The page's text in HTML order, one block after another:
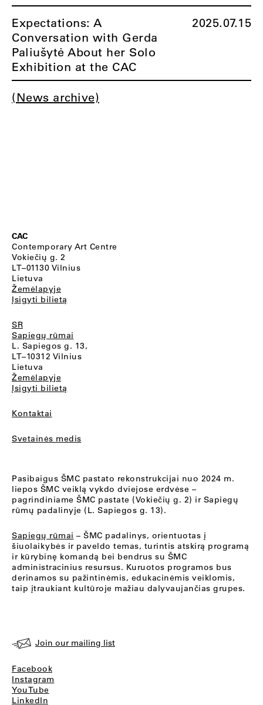
Expectations: A
Conversation with Gerda
Paliušytė About her Solo
Exhibition at the CAC
2025.07.15
(News archive)
CAC
Contemporary Art Centre
Vokiečių g. 2
LT–01130 Vilnius
Lietuva
Žemėlapyje
Įsigyti bilietą
SR
Sapiegų rūmai
L. Sapiegos g. 13,
LT–10312 Vilnius
Lietuva
Žemėlapyje
Įsigyti bilietą
Kontaktai
Svetainės medis
Pasibaigus ŠMC pastato rekonstrukcijai nuo 2024 m.
liepos ŠMC veiklą vykdo dviejose erdvėse –
pagrindiniame ŠMC pastate (Vokiečių g. 2) ir Sapiegų
rūmų padalinyje (L. Sapiegos g. 13).
Sapiegų rūmai – ŠMC padalinys, orientuotas į
šiuolaikybės ir paveldo temas, turintis atskirą programą
ir kūrybinę komandą bei bendrus su ŠMC
administracinius resursus. Kuruotos programos bus
derinamos su pažintinėmis, edukacinėmis veiklomis,
taip įtraukiant kultūroje mažiau dalyvaujančias grupes.
Join our mailing list
Facebook
Instagram
YouTube
LinkedIn